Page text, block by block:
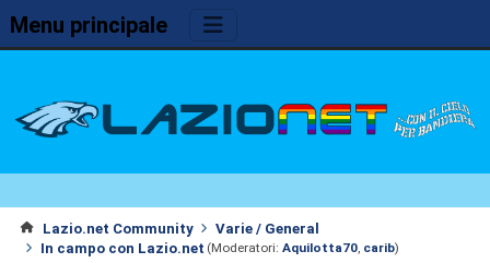
Menu principale
Lazio.net Community
Varie / General
In campo con Lazio.net (Moderatori: Aquilotta70, carib)